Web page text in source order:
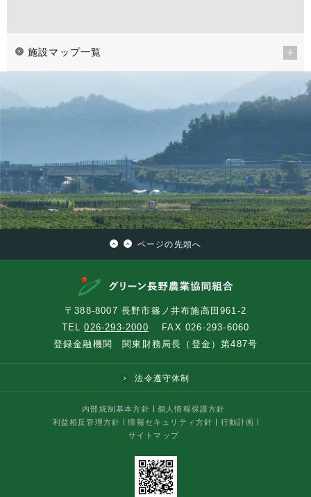
施設マップ一覧
ページの先頭へ
〒388-8007 長野市篠ノ井布施高田961-2
TEL026-293-2000 FAX 026-293-6060
登録金融機関 関東財務局長（登金）第487号
法令遵守体制
内部統制基本方針
個人情報保護方針
利益相反管理方針
情報セキュリティ方針
行動計画
サイトマップ